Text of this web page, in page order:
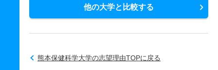
他の大学と比較する
熊本保健科学大学の志望理由TOPに戻る